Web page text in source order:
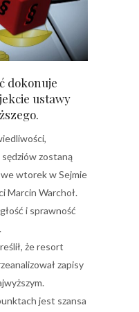
dokonuje
ustawy
zostaną
wtorek w Sejmie
Marcin Warchoł.
i sprawność
że resort
zapisy
jest szansa